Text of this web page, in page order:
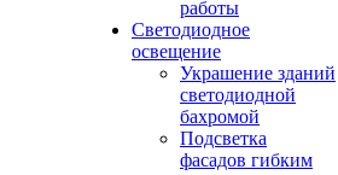
работы
Светодиодное
освещение
Украшение зданий
светодиодной
бахромой
Подсветка
фасадов гибким